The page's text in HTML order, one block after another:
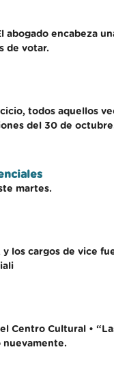
encabeza
de votar.
todos aquellos
del 30 de
martes.
cargos de vice
Centro Cultural •
nuevamente.